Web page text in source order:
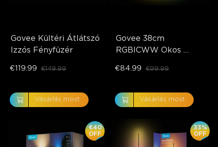
Govee Kültéri Átlátszó
Izzós Fényfüzér
€119.99 €149.99
Vásárlás most
Govee 38cm
RGBICWW Okos
€84.99 €99.99
Vásárlás most
€40
OFF
33%
OFF